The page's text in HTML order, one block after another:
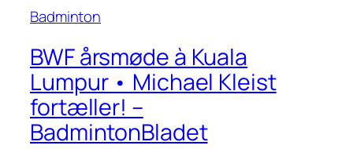
Badminton
BWF årsmøde à Kuala
Lumpur • Michael Kleist
fortæller! –
BadmintonBladet